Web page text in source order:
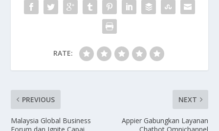
RATE:
PREVIOUS
Malaysia Global Business
NEXT
Appier Gabungkan Layanan